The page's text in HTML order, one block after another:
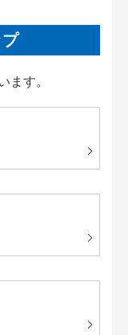
ます。